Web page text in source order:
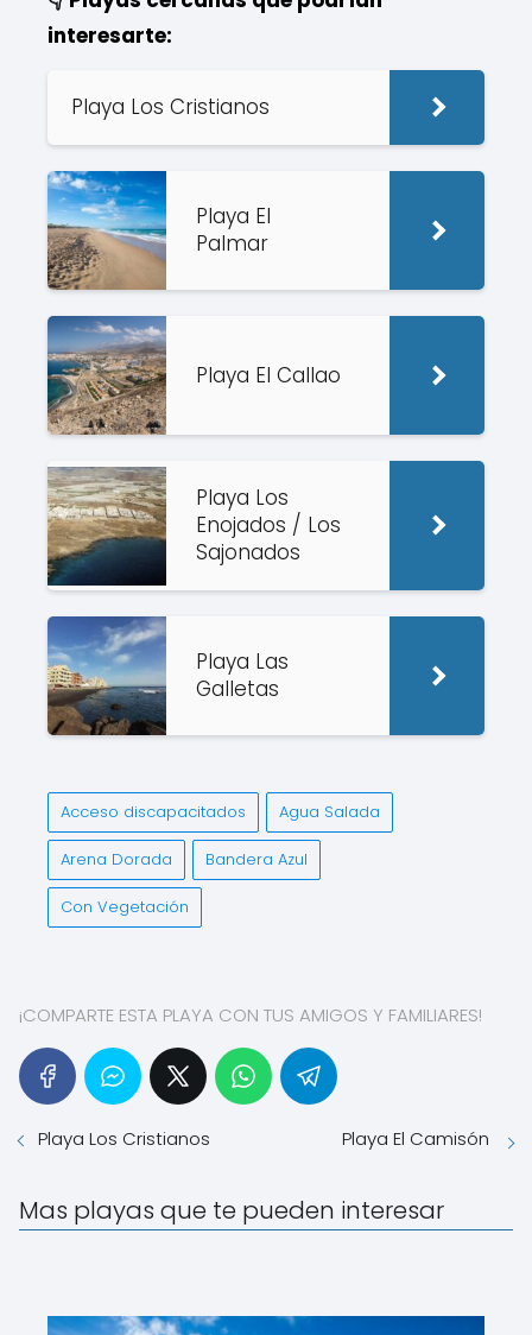
interesarte:
Playa Los Cristianos
Playa El
Palmar
Playa El Callao
Playa Los
Enojados / Los
Sajonados
Playa Las
Galletas
Acceso discapacitados Agua Salada
Arena Dorada Bandera Azul
Con Vegetación
¡COMPARTE ESTA PLAYA CON TUS AMIGOS Y FAMILIARES!
Playa Los Cristianos Playa El Camisón
Mas playas que te pueden interesar